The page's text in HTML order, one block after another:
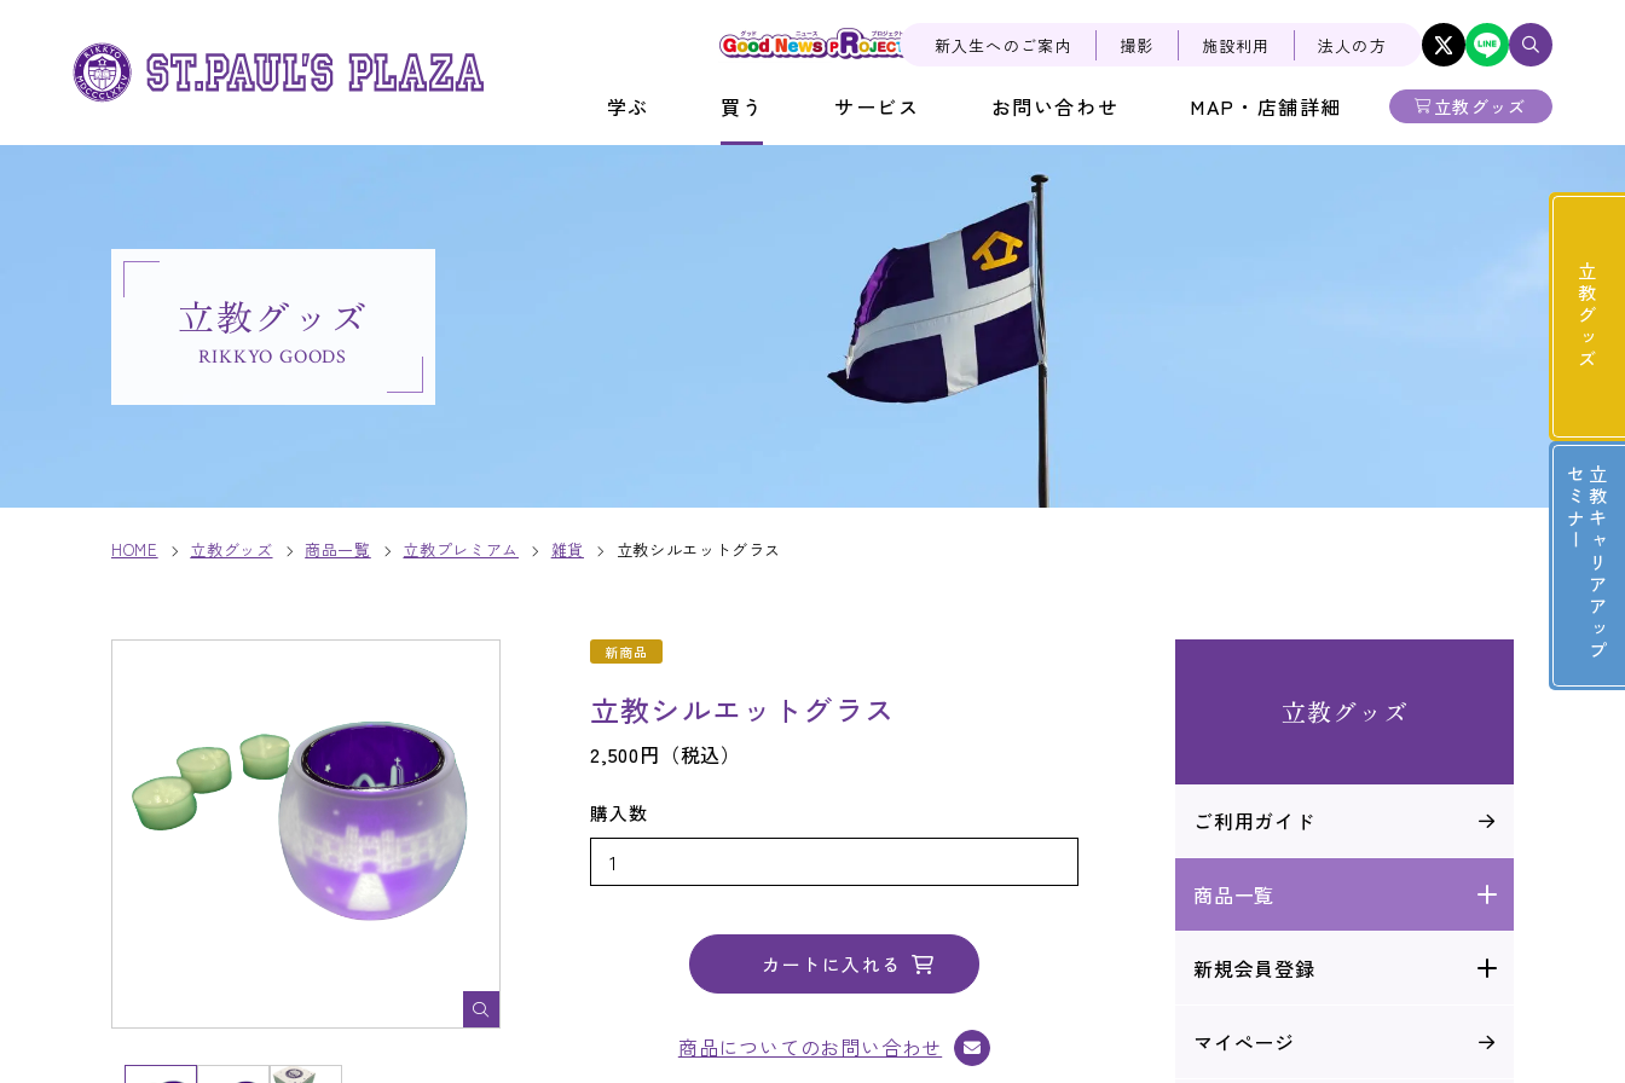
学ぶ 買う サービス お問い合わせ MAP・店舗詳細 立教グッズ
新入生へのご案内 撮影 施設利用 法人の方
立教グッズ
RIKKYO GOODS
HOME 立教グッズ 商品一覧 立教プレミアム 雑貨 立教シルエットグラス
新商品
立教シルエットグラス
2,500円（税込）
購入数
商品についてのお問い合わせ
立教グッズ
ご利用ガイド
商品一覧
新規会員登録
マイぺージ
立教グッズ
立
教
キ
ャ
リ
ア
ア
ッ
プ
セ
ミ
ナ
ー